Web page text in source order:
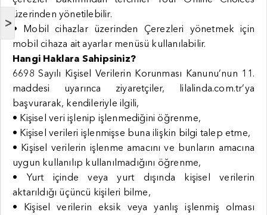
>
üzerinden yönetilebilir.
• Mobil cihazlar üzerinden Çerezleri yönetmek için
mobil cihaza ait ayarlar menüsü kullanılabilir.
Hangi Haklara Sahipsiniz?
6698 Sayılı Kişisel Verilerin Korunması Kanunu’nun 11.
maddesi uyarınca ziyaretçiler, lilalinda.com.tr’ya
başvurarak, kendileriyle ilgili,
• Kişisel veri işlenip işlenmediğini öğrenme,
• Kişisel verileri işlenmişse buna ilişkin bilgi talep etme,
• Kişisel verilerin işlenme amacını ve bunların amacına
uygun kullanılıp kullanılmadığını öğrenme,
• Yurt içinde veya yurt dışında kişisel verilerin
aktarıldığı üçüncü kişileri bilme,
• Kişisel verilerin eksik veya yanlış işlenmiş olması